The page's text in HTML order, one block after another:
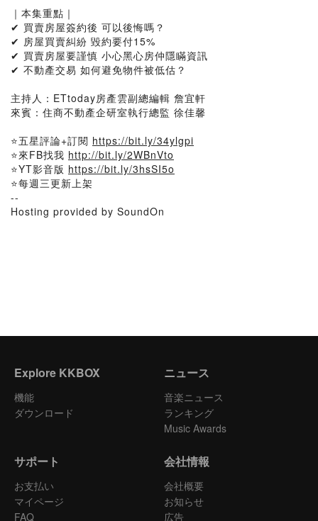
｜本集重點｜
✔ 買賣房屋簽約後 可以後悔嗎？
✔ 房屋買賣糾紛 毀約要付15%
✔ 買賣房屋要謹慎 小心黑心房仲隱瞞資訊
✔ 不動產交易 如何避免物件被低估？
主持人：ETtoday房產雲副總編輯 詹宜軒
來賓：住商不動產企研室執行總監 徐佳馨
⭐五星評論+訂閱 https://bit.ly/34ylgpi
⭐來FB找我 http://bit.ly/2WBnVto
⭐YT影音版 https://bit.ly/3hsSI5o
⭐每週三更新上架
--
Hosting provided by SoundOn
Explore KKBOX
機能
ダウンロード
ニュース
音楽ニュース
ランキング
Music Awards
サポート
お支払い
マイページ
FAQ
会社情報
会社概要
お知らせ
広告